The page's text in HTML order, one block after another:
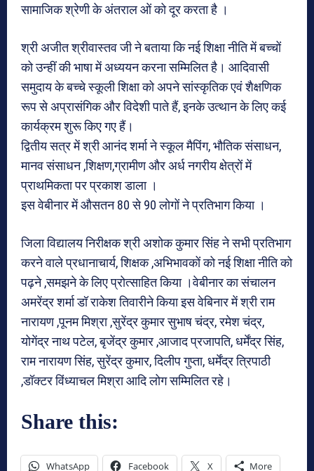
सामाजिक श्रेणी के अंतराल ओं को दूर करता है ।
श्री अजीत श्रीवास्तव जी ने बताया कि नई शिक्षा नीति में बच्चों
को उन्हीं की भाषा में अध्ययन करना सम्मिलित है। आदिवासी
समुदाय के बच्चे स्कूली शिक्षा को अपने सांस्कृतिक एवं शैक्षणिक
रूप से अप्रासंगिक और विदेशी पाते हैं, इनके उत्थान के लिए कई
कार्यक्रम शुरू किए गए हैं।
द्वितीय सत्र में श्री आनंद शर्मा ने स्कूल मैपिंग, भौतिक संसाधन,
मानव संसाधन ,शिक्षण,ग्रामीण और अर्ध नगरीय क्षेत्रों में
प्राथमिकता पर प्रकाश डाला ।
इस वेबीनार में औसतन 80 से 90 लोगों ने प्रतिभाग किया ।
जिला विद्यालय निरीक्षक श्री अशोक कुमार सिंह ने सभी प्रतिभाग
करने वाले प्रधानाचार्य, शिक्षक ,अभिभावकों को नई शिक्षा नीति को
पढ़ने ,समझने के लिए प्रोत्साहित किया ।वेबीनार का संचालन
अमरेंद्र शर्मा डॉ राकेश तिवारीने किया इस वेबिनार में श्री राम
नारायण ,पूनम मिश्रा ,सुरेंद्र कुमार सुभाष चंद्र, रमेश चंद्र,
योगेंद्र नाथ पटेल, बृजेंद्र कुमार ,आजाद प्रजापति, धर्मेंद्र सिंह,
राम नारायण सिंह, सुरेंद्र कुमार, दिलीप गुप्ता, धर्मेंद्र त्रिपाठी
,डॉक्टर विंध्याचल मिश्रा आदि लोग सम्मिलित रहे।
Share this:
WhatsApp Facebook X More